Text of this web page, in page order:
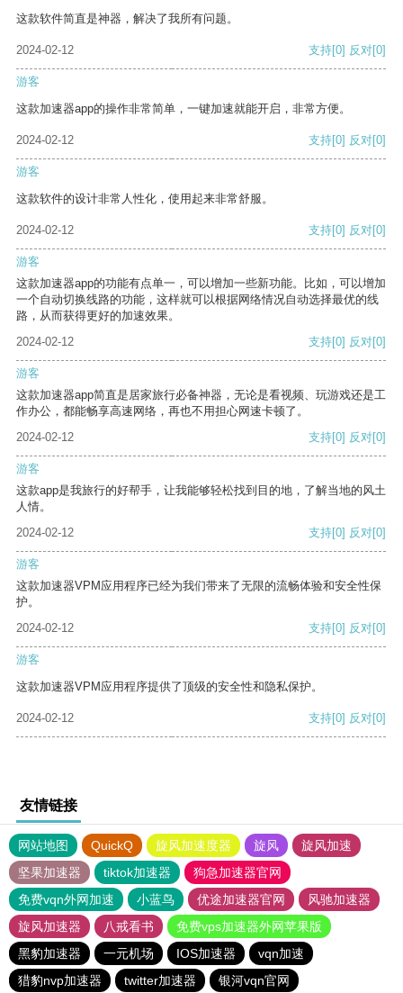
这款软件简直是神器，解决了我所有问题。
2024-02-12 支持[0] 反对[0]
游客
这款加速器app的操作非常简单，一键加速就能开启，非常方便。
2024-02-12 支持[0] 反对[0]
游客
这款软件的设计非常人性化，使用起来非常舒服。
2024-02-12 支持[0] 反对[0]
游客
这款加速器app的功能有点单一，可以增加一些新功能。比如，可以增加
一个自动切换线路的功能，这样就可以根据网络情况自动选择最优的线
路，从而获得更好的加速效果。
2024-02-12
支持[0] 反对[0]
游客
这款加速器app简直是居家旅行必备神器，无论是看视频、玩游戏还是工
作办公，都能畅享高速网络，再也不用担心网速卡顿了。
2024-02-12
支持[0] 反对[0]
游客
这款app是我旅行的好帮手，让我能够轻松找到目的地，了解当地的风土
人情。
2024-02-12
支持[0] 反对[0]
游客
这款加速器VPM应用程序已经为我们带来了无限的流畅体验和安全性保
护。
2024-02-12
支持[0] 反对[0]
游客
这款加速器VPM应用程序提供了顶级的安全性和隐私保护。
2024-02-12 支持[0] 反对[0]
友情链接
网站地图 QuickQ 旋风加速度器 旋风
旋风加速
坚果加速器
tiktok加速器
狗急加速器官网
免费vqn外网加速
小蓝鸟 优途加速器官网
风驰加速器
旋风加速器
八戒看书
免费vps加速器外网苹果版
黑豹加速器
一元机场 IOS加速器
vqn加速
猎豹nvp加速器
twitter加速器 银河vqn官网